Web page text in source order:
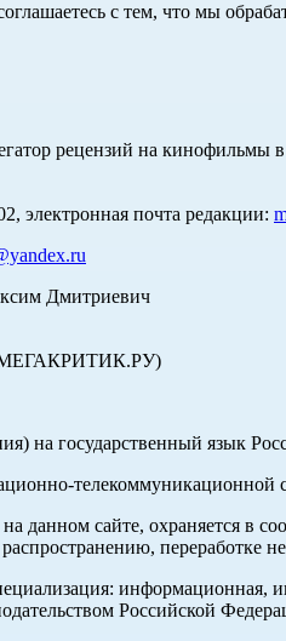
с тем, что мы
рецензий на кинофильмы в
электронная почта редакции:
Дмитриевич
на государственный язык
телекоммуникационной
данном сайте, охраняется в
переработке
информационная,
Российской